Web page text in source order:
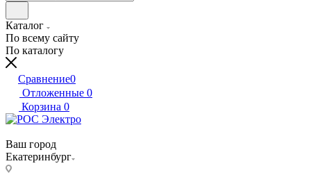
Каталог
По всему сайту
По каталогу
Сравнение0
Отложенные 0
Корзина 0
Ваш город
Екатеринбург